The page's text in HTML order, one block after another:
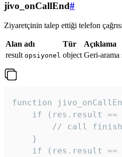
jivo_onCallEnd#
Ziyaretçinin talep ettiği telefon çağrısı
Alan adı Tür
Açıklama
result opsiyonel object Geri-arama
function
if (res.result ==
// call
    }
if (res.result ==